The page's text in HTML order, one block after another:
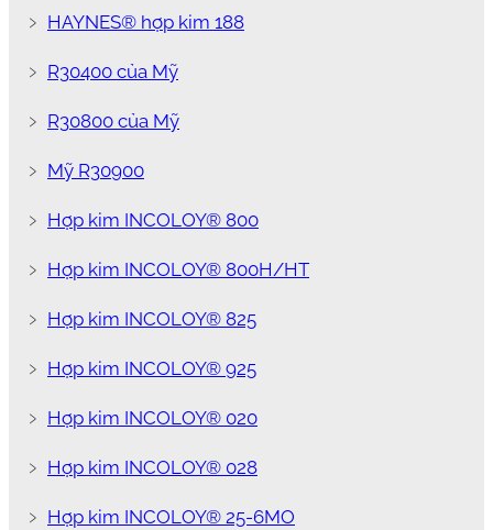
﹥ HAYNES® hợp kim 188
﹥ R30400 của Mỹ
﹥ R30800 của Mỹ
﹥ Mỹ R30900
﹥ Hợp kim INCOLOY® 800
﹥ Hợp kim INCOLOY® 800H/HT
﹥ Hợp kim INCOLOY® 825
﹥ Hợp kim INCOLOY® 925
﹥ Hợp kim INCOLOY® 020
﹥ Hợp kim INCOLOY® 028
﹥ Hợp kim INCOLOY® 25-6MO